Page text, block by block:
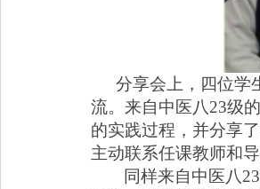
分享会上，四位学
流。来自中医八23级
的实践过程，并分享
主动联系任课教师和
同样来自中医八23